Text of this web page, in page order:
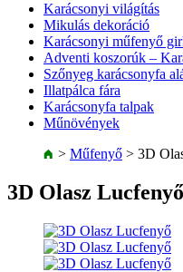
Karácsonyi világítás
Mikulás dekoráció
Karácsonyi műfenyő
Adventi koszorúk –
Szőnyeg karácsonyfa
Illatpálca fára
Karácsonyfa talpak
Műnövények
> Műfenyő > 3D
3D Olasz